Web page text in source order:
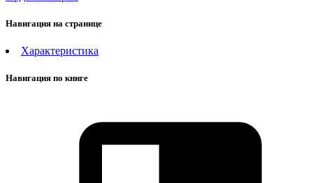
Навигация на странице
Характеристика
Навигация по книге